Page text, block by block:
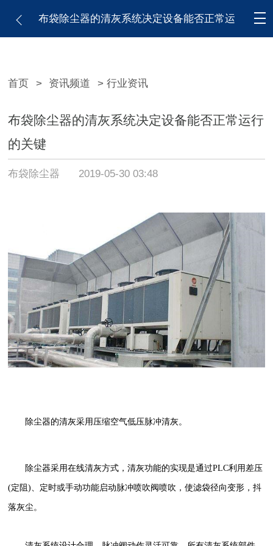
布袋除尘器的清灰系统决定设备能否正常运
首页 > 资讯频道 > 行业资讯
布袋除尘器的清灰系统决定设备能否正常运行
的关键
布袋除尘器 2019-05-30 03:48
除尘器的清灰采用压缩空气低压脉冲清灰。
除尘器采用在线清灰方式，清灰功能的实现是通过PLC利用差压
(定阻)、定时或手动功能启动脉冲喷吹阀喷吹，使滤袋径向变形，抖
落灰尘。